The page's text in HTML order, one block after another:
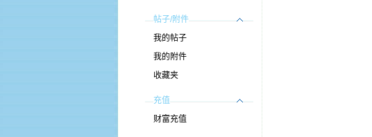
帖子/附件
我的帖子
我的附件
收藏夹
充值
财富充值